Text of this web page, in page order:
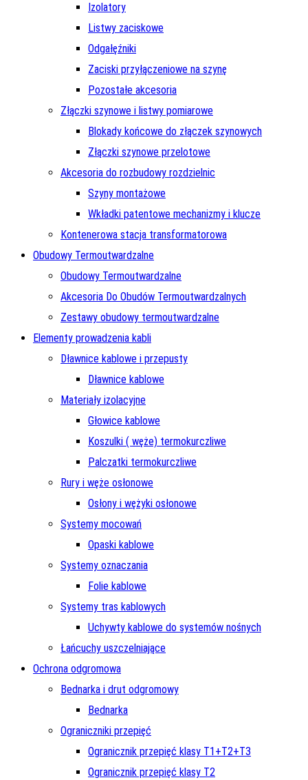
Izolatory
Listwy zaciskowe
Odgałęźniki
Zaciski przyłączeniowe na szynę
Pozostałe akcesoria
Złączki szynowe i listwy pomiarowe
Blokady końcowe do złączek szynowych
Złączki szynowe przelotowe
Akcesoria do rozbudowy rozdzielnic
Szyny montażowe
Wkładki patentowe mechanizmy i klucze
Kontenerowa stacja transformatorowa
Obudowy Termoutwardzalne
Obudowy Termoutwardzalne
Akcesoria Do Obudów Termoutwardzalnych
Zestawy obudowy termoutwardzalne
Elementy prowadzenia kabli
Dławnice kablowe i przepusty
Dławnice kablowe
Materiały izolacyjne
Głowice kablowe
Koszulki ( węże) termokurczliwe
Palczatki termokurczliwe
Rury i węże osłonowe
Osłony i wężyki osłonowe
Systemy mocowań
Opaski kablowe
Systemy oznaczania
Folie kablowe
Systemy tras kablowych
Uchywty kablowe do systemów nośnych
Łańcuchy uszczelniające
Ochrona odgromowa
Bednarka i drut odgromowy
Bednarka
Ograniczniki przepięć
Ogranicznik przepięć klasy T1+T2+T3
Ogranicznik przepięć klasy T2